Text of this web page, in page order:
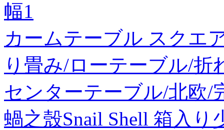
幅1
カームテーブル スクエ
り畳み/ローテーブル/
センターテーブル/北欧/
蝸之殼Snail Shell 箱入